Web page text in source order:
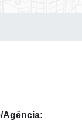
Agência: